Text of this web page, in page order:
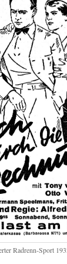
Radrenn-Sport